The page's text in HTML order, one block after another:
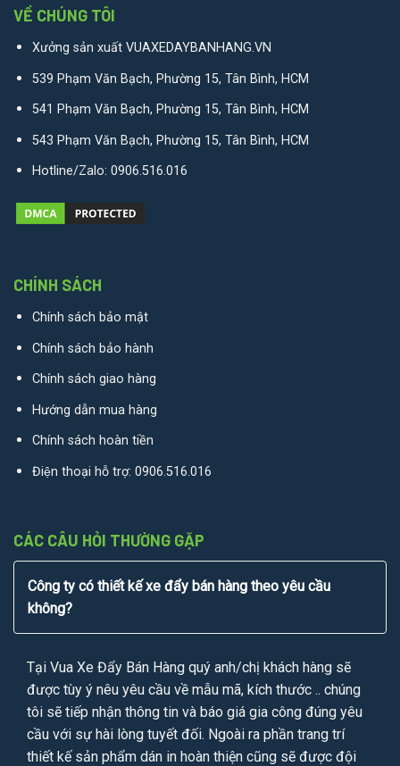
VỀ CHÚNG TÔI
Xưởng sản xuất VUAXEDAYBANHANG.VN
539 Phạm Văn Bạch, Phường 15, Tân Bình, HCM
541 Phạm Văn Bạch, Phường 15, Tân Bình, HCM
543 Phạm Văn Bạch, Phường 15, Tân Bình, HCM
Hotline/Zalo: 0906.516.016
CHÍNH SÁCH
Chính sách bảo mật
Chính sách bảo hành
Chính sách giao hàng
Hướng dẫn mua hàng
Chính sách hoàn tiền
Điện thoại hỗ trợ: 0906.516.016
CÁC CÂU HỎI THƯỜNG GẶP
Công ty có thiết kế xe đẩy bán hàng theo yêu cầu
không?
Tại Vua Xe Đẩy Bán Hàng quý anh/chị khách hàng sẽ
được tùy ý nêu yêu cầu về mẫu mã, kích thước .. chúng
tôi sẽ tiếp nhận thông tin và báo giá gia công đúng yêu
cầu với sự hài lòng tuyết đối. Ngoài ra phần trang trí
thiết kế sản phẩm dán in hoàn thiện cũng sẽ được đội